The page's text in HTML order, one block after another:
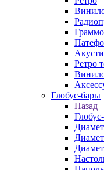
Ретро
Глобус-бары
Назад